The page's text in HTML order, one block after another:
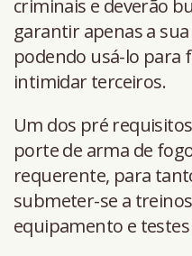
criminais e deverão
garantir apenas a
podendo usá-lo para
intimidar terceiros.
Um dos pré
porte de arma de
requerente, para
submeter-se a
equipamento e